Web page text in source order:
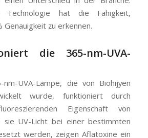
Technologie hat die Fähigkeit,
zu erkennen.
die 365-nm-UVA-
UVA-Lampe, die von Biohijyen
wurde, funktioniert durch
Eigenschaft von
sie UV-Licht bei einer bestimmten
werden, zeigen Aflatoxine ein